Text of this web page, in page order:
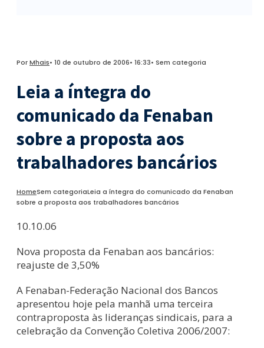
PorMhais• 10 de outubro de 2006• 16:33• Sem categoria
Leia a íntegra do
comunicado da Fenaban
sobre a proposta aos
trabalhadores bancários
HomeSem categoriaLeia a íntegra do comunicado da Fenaban
sobre a proposta aos trabalhadores bancários
10.10.06
Nova proposta da Fenaban aos bancários:
reajuste de 3,50%
A Fenaban-Federação Nacional dos Bancos
apresentou hoje pela manhã uma terceira
contraproposta às lideranças sindicais, para a
celebração da Convenção Coletiva 2006/2007: